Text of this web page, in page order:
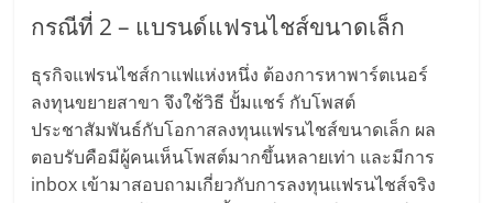
ที่
ปรึกษา
การ
กรณีที่ 2 – แบรนด์แฟรนไชส์ขนาดเล็ก
ธุรกิจแฟรนไชส์กาแฟแห่งหนึ่ง ต้องการหาพาร์ตเนอร์
ลงทุนขยายสาขา จึงใช้วิธี ปั้มแชร์ กับโพสต์
ประชาสัมพันธ์กับโอกาสลงทุนแฟรนไชส์ขนาดเล็ก ผล
ตอบรับคือมีผู้คนเห็นโพสต์มากขึ้นหลายเท่า และมีการ
inbox เข้ามาสอบถามเกี่ยวกับการลงทุนแฟรนไชส์จริง